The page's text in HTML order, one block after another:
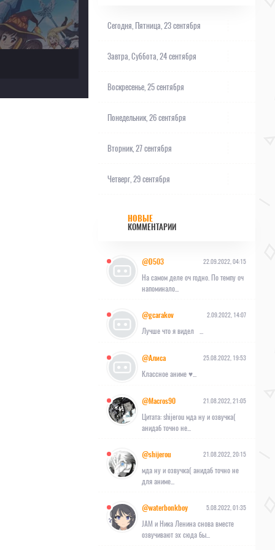
Сегодня, Пятница, 23 сентября
Завтра, Суббота, 24 сентября
Воскресенье, 25 сентября
Понедельник, 26 сентября
Вторник, 27 сентября
Четверг, 29 сентября
НОВЫЕ
КОММЕНТАРИИ
@D503 22.09.2022, 04:15
На самом деле оч годно. По темпу оч
напоминало...
@gcarakov 2.09.2022, 14:07
Лучше что я видел ...
@Алиса 25.08.2022, 19:53
Классное аниме ♥︎...
@Macros90 21.08.2022, 21:05
Цитата: shijerou мда ну и озвучка(
анидаб точно не...
@shijerou 21.08.2022, 20:15
мда ну и озвучка( анидаб точно не
для аниме...
@waterbonkboy 5.08.2022, 01:35
JAM и Ника Ленина снова вместе
озвучивают эх сюда бы...